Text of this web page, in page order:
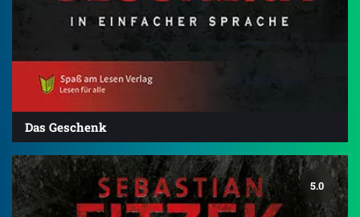
Das Geschenk
5.0